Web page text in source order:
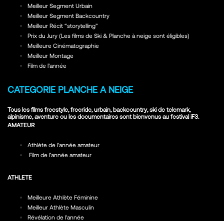
Meilleur Segment Urbain
Meilleur Segment Backcountry
Meilleur Récit “storytelling”
Prix du Jury (Les films de Ski & Planche à neige sont éligibles)
Meilleure Cinématographie
Meilleur Montage
Film de l’année
CATEGORIE PLANCHE A NEIGE
Tous les films freestyle, freeride, urbain, backcountry, ski de telemark,
alpinisme, aventure ou les documentaires sont bienvenus au festival iF3.
AMATEUR
Athlète de l'année amateur
Film de l’année amateur
ATHLETE
Meilleure Athlète Féminine
Meilleur Athlète Masculin
Révélation de l'année